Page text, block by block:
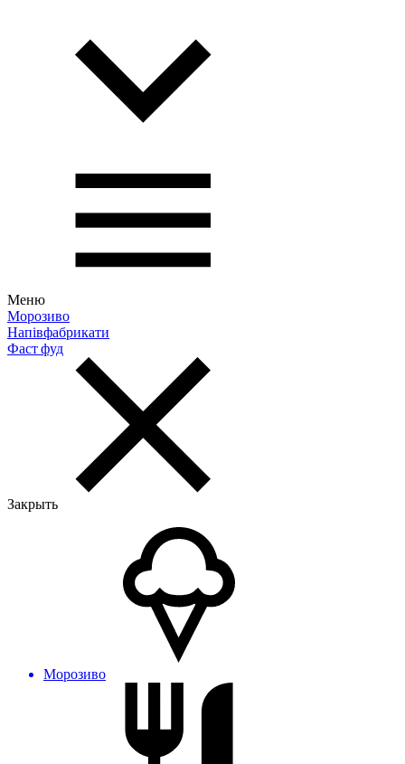
Меню
Морозиво
Напівфабрикати
Фаст фуд
Закрыть
Морозиво